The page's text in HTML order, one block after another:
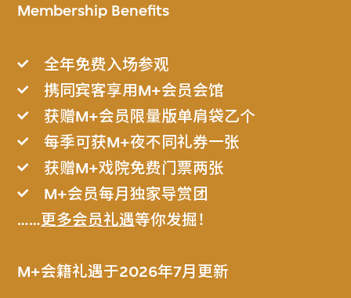
Membership Benefits
全年免费入场参观
携同宾客享用M+会员会馆
获赠M+会员限量版单肩袋乙个
每季可获M+夜不同礼券一张
获赠M+戏院免费门票两张
M+会员每月独家导赏团
……更多会员礼遇等你发掘！
M+会籍礼遇于2026年7月更新